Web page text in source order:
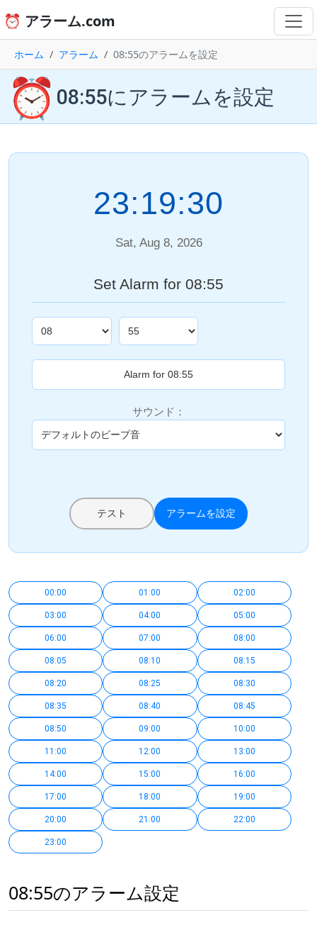
⏰ アラーム.com
ホーム アラーム 08:55のアラームを設定
⏰ 08:55にアラームを設定
23:19:30
Sat, Aug 8, 2026
Set Alarm for 08:55
サウンド：
テスト アラームを設定
00:00 01:00 02:00
03:00 04:00 05:00
06:00 07:00 08:00
08:05 08:10 08:15
08:20 08:25 08:30
08:35 08:40 08:45
08:50 09:00 10:00
11:00 12:00 13:00
14:00 15:00 16:00
17:00 18:00 19:00
20:00 21:00 22:00
23:00
08:55のアラーム設定